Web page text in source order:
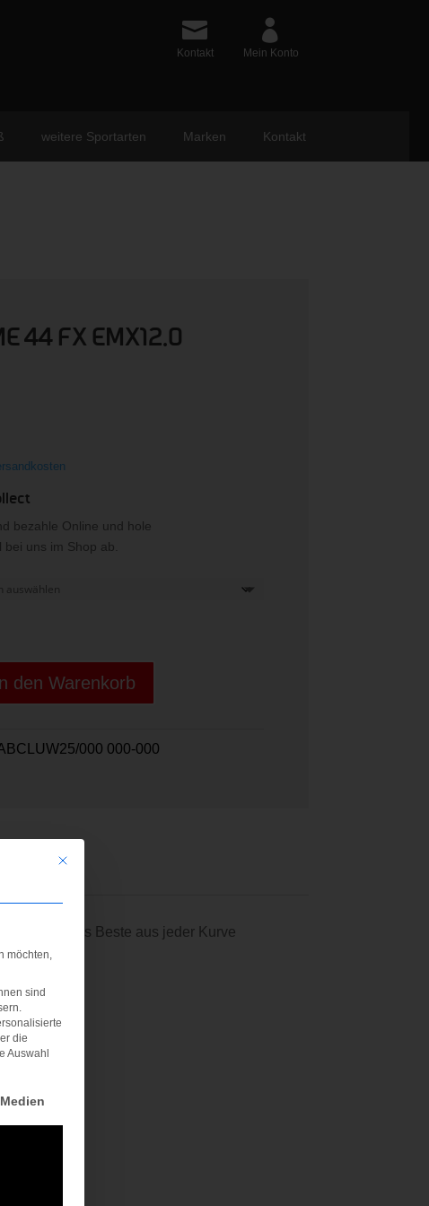
Kontakt Mein Konto
weitere Sportarten Marken Kontakt
44 FX EMX12.0
€
bezahle Online und hole
bei uns im Shop ab.
den Warenkorb
000 000-000
bietet, das Beste aus jeder Kurve
Mit diesem Button wird der Dialog geschlossen. Seine Funktionalität ist
möchten,
sind
die
Auswahl
kann. Die erste Service-Gruppe ist essenziell und kann nicht